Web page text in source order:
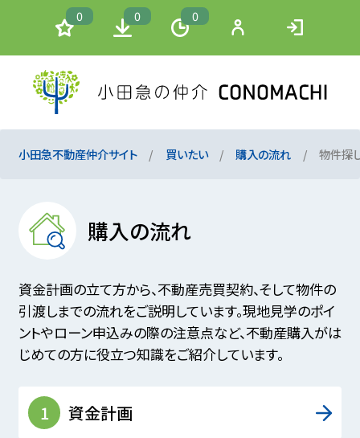
0 0 0
小田急不動産仲介サイト 買いたい 購入の流れ 物件探
購入の流れ
資金計画の立て方から、不動産売買契約、そして物件の
引渡しまでの流れをご説明しています。現地見学のポイ
ントやローン申込みの際の注意点など、不動産購入がは
じめての方に役立つ知識をご紹介しています。
1 資金計画